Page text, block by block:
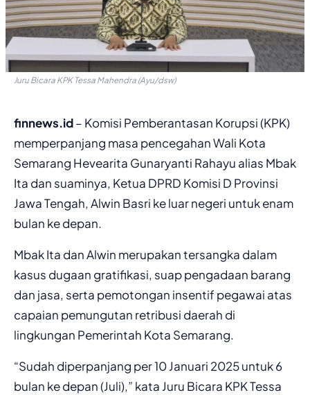
Juru Bicara KPK Tessa Mahendra (Ayu/dsw)
finnews.id– Komisi Pemberantasan Korupsi (KPK)
memperpanjang masa pencegahan Wali Kota
Semarang Hevearita Gunaryanti Rahayu alias Mbak
Ita dan suaminya, Ketua DPRD Komisi D Provinsi
Jawa Tengah, Alwin Basri ke luar negeri untuk enam
bulan ke depan.
Mbak Ita dan Alwin merupakan tersangka dalam
kasus dugaan gratifikasi, suap pengadaan barang
dan jasa, serta pemotongan insentif pegawai atas
capaian pemungutan retribusi daerah di
lingkungan Pemerintah Kota Semarang.
“Sudah diperpanjang per 10 Januari 2025 untuk 6
bulan ke depan (Juli),” kata Juru Bicara KPK Tessa